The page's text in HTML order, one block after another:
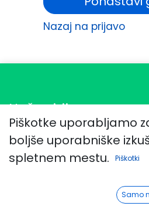
Nazaj na prijavo
Naša vizija
Namen BeGrejt
razvoj in podpora
posameznika. Inštitut
te izjemne
skupnost, ki s
Piškotke uporabljamo
boljše uporabniške
spletnem mestu.
Piškotki
Samo